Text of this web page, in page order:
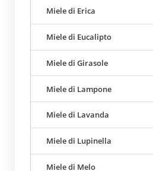
Miele di Erica
Miele di Eucalipto
Miele di Girasole
Miele di Lampone
Miele di Lavanda
Miele di Lupinella
Miele di Melo